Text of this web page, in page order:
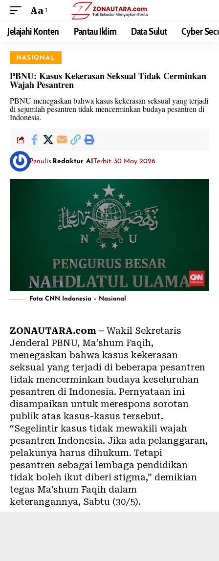
Aa
Jelajahi Konten Pantau Iklim Data Sulut Cyber
NASIONAL
PBNU: Kasus Kekerasan Seksual Tidak Cerminkan
Wajah Pesantren
PBNU menegaskan bahwa kasus kekerasan seksual yang terjadi
di sejumlah pesantren tidak mencerminkan budaya pesantren di
Indonesia.
Penulis: Redaktur AITerbit: 30 May 2026
Foto: CNN Indonesia – Nasional
ZONAUTARA.com – Wakil Sekretaris
Jenderal PBNU, Ma’shum Faqih,
menegaskan bahwa kasus kekerasan
seksual yang terjadi di beberapa pesantren
tidak mencerminkan budaya keseluruhan
pesantren di Indonesia. Pernyataan ini
disampaikan untuk merespons sorotan
publik atas kasus-kasus tersebut.
“Segelintir kasus tidak mewakili wajah
pesantren Indonesia. Jika ada pelanggaran,
pelakunya harus dihukum. Tetapi
pesantren sebagai lembaga pendidikan
tidak boleh ikut diberi stigma,” demikian
tegas Ma’shum Faqih dalam
keterangannya, Sabtu (30/5).